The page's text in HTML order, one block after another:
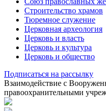
Строительство храмов
Тюремное служение
Церковная археология
Церковь и власть
Церковь и культура
Церковь и общество
Подписаться на рассылку
Взаимодействие с
правоохранительными